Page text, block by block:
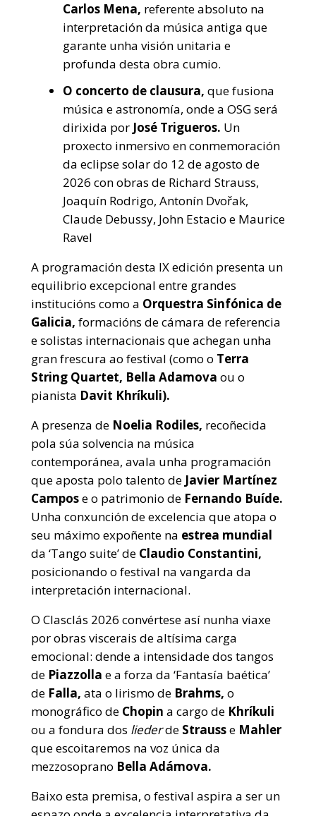
Carlos Mena, referente absoluto na
interpretación da música antiga que
garante unha visión unitaria e
profunda desta obra cumio.
O concerto de clausura, que fusiona
música e astronomía, onde a OSG será
dirixida por José Trigueros. Un
proxecto inmersivo en conmemoración
da eclipse solar do 12 de agosto de
2026 con obras de Richard Strauss,
Joaquín Rodrigo, Antonín Dvořak,
Claude Debussy, John Estacio e Maurice
Ravel
A programación desta IX edición presenta un
equilibrio excepcional entre grandes
institucións como a Orquestra Sinfónica de
Galicia, formacións de cámara de referencia
e solistas internacionais que achegan unha
gran frescura ao festival (como o Terra
String Quartet, Bella Adamova ou o
pianista Davit Khríkuli).
A presenza de Noelia Rodiles, recoñecida
pola súa solvencia na música
contemporánea, avala unha programación
que aposta polo talento de Javier Martínez
Campose o patrimonio de Fernando Buíde.
Unha conxunción de excelencia que atopa o
seu máximo expoñente na estrea mundial
da ‘Tango suite’ de Claudio Constantini,
posicionando o festival na vangarda da
interpretación internacional.
O Clasclás 2026 convértese así nunha viaxe
por obras viscerais de altísima carga
emocional: dende a intensidade dos tangos
de Piazzolla e a forza da ‘Fantasía baética’
de Falla, ata o lirismo de Brahms, o
monográfico de Chopin a cargo de Khríkuli
ou a fondura dos liederde Strausse Mahler
que escoitaremos na voz única da
mezzosoprano Bella Adámova.
Baixo esta premisa, o festival aspira a ser un